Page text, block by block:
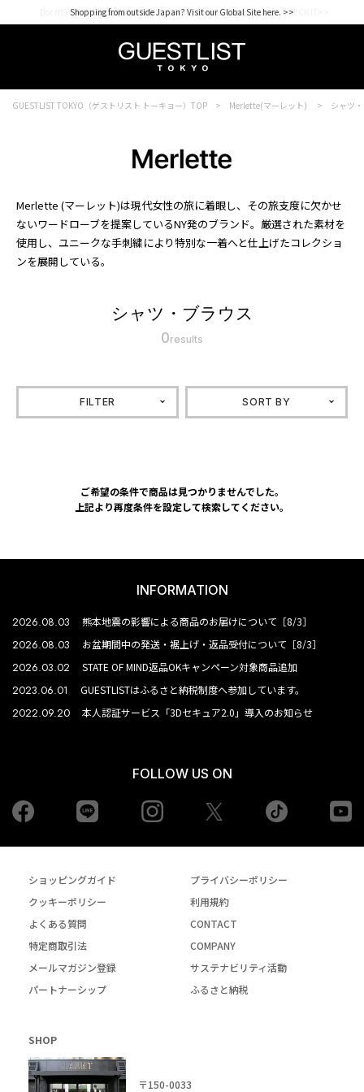
Shopping from outside Japan? Visit our Global Site here. >>
【for NEW MEMBER】新規会員様1000Point Present Campaign CHECK IT>>
GUESTLIST TOKYO（ゲストリスト トーキョー）TOP Merlette(マーレット) シャツ
Merlette (マーレット)は現代女性の旅に着眼し、その旅支度に欠かせ
ないワードローブを提案しているNY発のブランド。厳選された素材を
使用し、ユニークな手刺繍により特別な一着へと仕上げたコレクショ
ンを展開している。
シャツ・ブラウス
0results
FILTER SORT BY
ご希望の条件で商品は見つかりませんでした。
上記より再度条件を設定して検索してください。
INFORMATION
2026.08.03 熊本地震の影響による商品のお届けについて［8/3］
2026.08.03 お盆期間中の発送・裾上げ・返品受付について［8/3］
2026.03.02 STATE OF MIND返品OKキャンペーン対象商品追加
2023.06.01 GUESTLISTはふるさと納税制度へ参加しています。
2022.09.20 本人認証サービス「3Dセキュア2.0」導入のお知らせ
FOLLOW US ON
Facebook Instagram tiktok
ショッピングガイド
プライバシーポリシー
クッキーポリシー
利用規約
よくある質問
CONTACT
特定商取引法
COMPANY
メールマガジン登録
サステナビリティ活動
パートナーシップ
ふるさと納税
SHOP
〒150-0033